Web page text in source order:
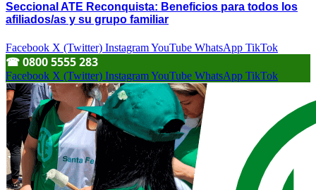
Seccional ATE Reconquista: Beneficios para todos los
afiliados/as y su grupo familiar
Facebook X (Twitter) InstagramYouTube WhatsApp TikTok
☎︎ 0800 5555 283
Facebook X (Twitter) InstagramYouTube WhatsApp TikTok